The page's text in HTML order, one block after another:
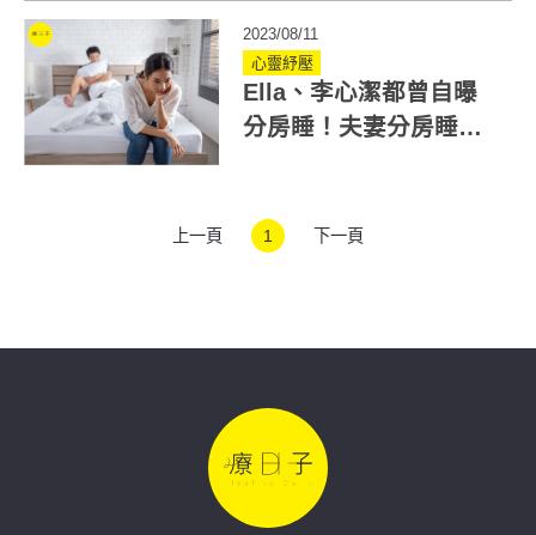
2023/08/11
心靈紓壓
Ella、李心潔都曾自曝
分房睡！夫妻分房睡是
上一頁 1 下一頁